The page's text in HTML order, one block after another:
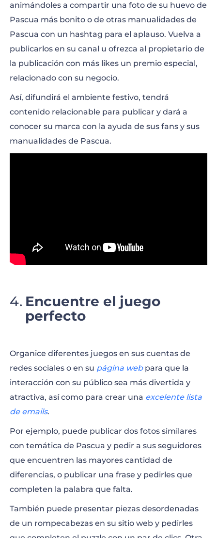
animándoles a compartir una foto de su huevo de
Pascua más bonito o de otras manualidades de
Pascua con un hashtag para el aplauso. Vuelva a
publicarlos en su canal u ofrezca al propietario de
la publicación con más likes un premio especial,
relacionado con su negocio.
Así, difundirá el ambiente festivo, tendrá
contenido relacionable para publicar y dará a
conocer su marca con la ayuda de sus fans y sus
manualidades de Pascua.
Encuentre el juego
perfecto
Organice diferentes juegos en sus cuentas de
redes sociales o en su página webpara que la
interacción con su público sea más divertida y
atractiva, así como para crear una excelente lista
de emails.
Por ejemplo, puede publicar dos fotos similares
con temática de Pascua y pedir a sus seguidores
que encuentren las mayores cantidad de
diferencias, o publicar una frase y pedirles que
completen la palabra que falta.
También puede presentar piezas desordenadas
de un rompecabezas en su sitio web y pedirles